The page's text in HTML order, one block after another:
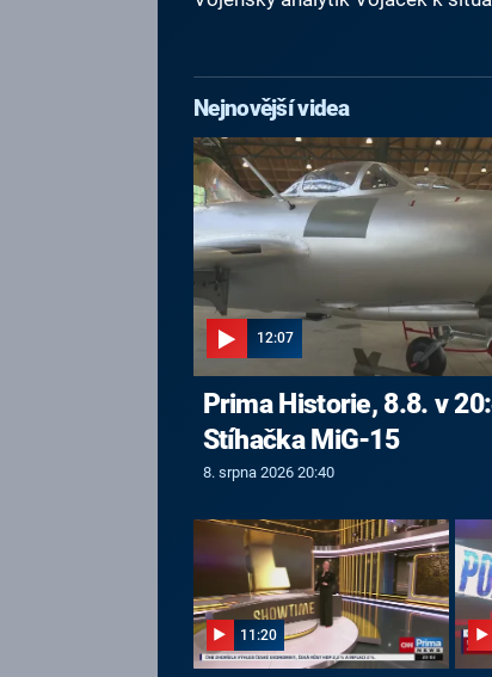
Nejnovější videa
12:07
Prima Historie, 8.8. v
Stíhačka MiG-15
8. srpna 2026 20:40
11:20